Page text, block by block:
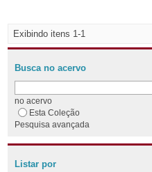
Exibindo itens 1-1
Busca no acervo
no acervo
Esta Coleção
Pesquisa avançada
Listar por